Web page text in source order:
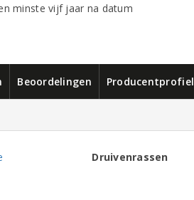
minste vijf jaar na datum
Beoordelingen Producentprofiel
Druivenrassen